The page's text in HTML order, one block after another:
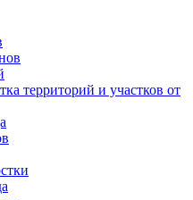
территорий и участков от